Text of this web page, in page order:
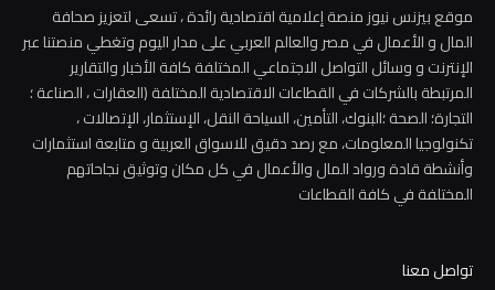
موقع بيزنس نيوز منصة إعلامية اقتصادية رائدة ، تسعى لتعزيز صحافة
المال و الأعمال في مصر والعالم العربي على مدار اليوم وتغطي منصتنا عبر
الإنترنت و وسائل التواصل الاجتماعي المختلفة كافة الأخبار والتقارير
المرتبطة بالشركات في القطاعات الاقتصادية المختلفة (العقارات ، الصناعة ؛
التجارة؛ الصحة ؛البنوك، التأمين، السياحة النقل، الإستثمار، الإتصالات ،
تكنولوجيا المعلومات، مع رصد دقيق للاسواق العربية و متابعة استثمارات
وأنشطة قادة ورواد المال والأعمال في كل مكان وتوثيق نجاحاتهم
المختلفة في كافة القطاعات
تواصل معنا